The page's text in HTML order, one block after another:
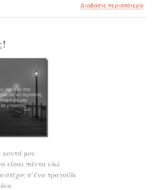
Διαβάστε περισσότεραγια
κοντά μου
είσαι πάντα εδώ
στίχος σ’ένα τραγούδι